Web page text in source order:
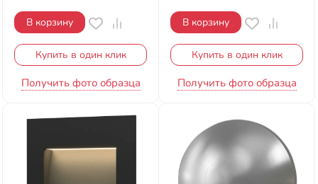
В корзину
Купить в один клик
Получить фото образца
В корзину
Купить в один клик
Получить фото образца